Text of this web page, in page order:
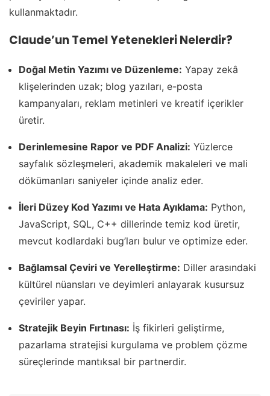
kullanmaktadır.
Claude’un Temel Yetenekleri Nelerdir?
Doğal Metin Yazımı ve Düzenleme: Yapay zekâ
klişelerinden uzak; blog yazıları, e-posta
kampanyaları, reklam metinleri ve kreatif içerikler
üretir.
Derinlemesine Rapor ve PDF Analizi: Yüzlerce
sayfalık sözleşmeleri, akademik makaleleri ve mali
dökümanları saniyeler içinde analiz eder.
İleri Düzey Kod Yazımı ve Hata Ayıklama: Python,
JavaScript, SQL, C++ dillerinde temiz kod üretir,
mevcut kodlardaki bug’ları bulur ve optimize eder.
Bağlamsal Çeviri ve Yerelleştirme: Diller arasındaki
kültürel nüansları ve deyimleri anlayarak kusursuz
çeviriler yapar.
Stratejik Beyin Fırtınası: İş fikirleri geliştirme,
pazarlama stratejisi kurgulama ve problem çözme
süreçlerinde mantıksal bir partnerdir.